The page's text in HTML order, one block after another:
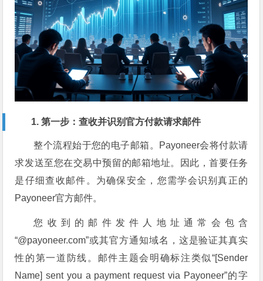
1. 第一步：查收并识别官方付款请求邮件
整个流程始于您的电子邮箱。Payoneer会将付款请
求发送至您在交易中预留的邮箱地址。因此，首要任务
是仔细查收邮件。为确保安全，您需学会识别真正的
Payoneer官方邮件。
您收到的邮件发件人地址通常会包含
“@payoneer.com”或其官方通知域名，这是验证其真实
性的第一道防线。邮件主题会明确标注类似“[Sender
Name] sent you a payment request via Payoneer”的字